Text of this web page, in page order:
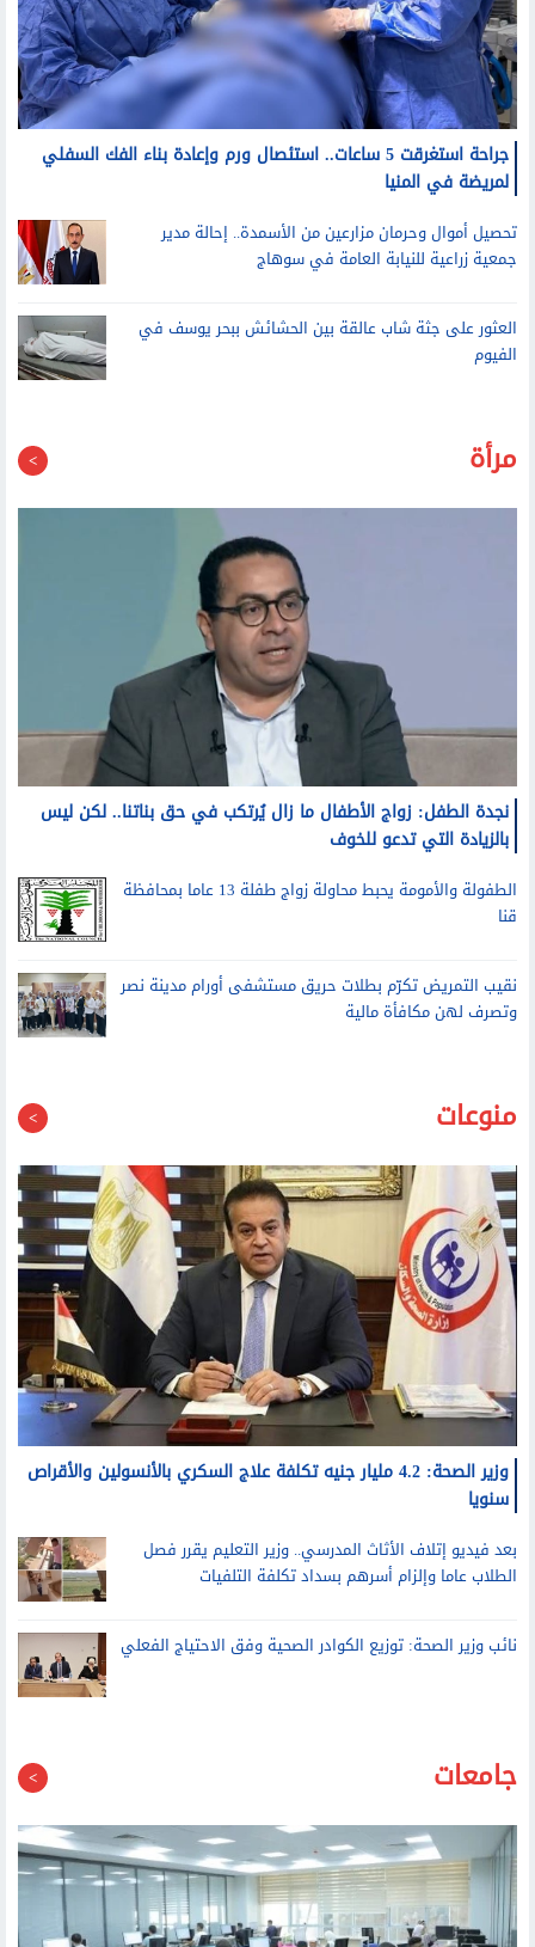
جراحة استغرقت 5 ساعات.. استئصال ورم وإعادة بناء الفك السفلي
لمريضة في المنيا
تحصيل أموال وحرمان مزارعين من الأسمدة.. إحالة مدير
جمعية زراعية للنيابة العامة في سوهاج
العثور على جثة شاب عالقة بين الحشائش ببحر يوسف في
الفيوم
مرأة
نجدة الطفل: زواج الأطفال ما زال يُرتكب في حق بناتنا.. لكن ليس
بالزيادة التي تدعو للخوف
الطفولة والأمومة يحبط محاولة زواج طفلة 13 عاما بمحافظة
قنا
نقيب التمريض تكرّم بطلات حريق مستشفى أورام مدينة نصر
وتصرف لهن مكافأة مالية
منوعات
وزير الصحة: 4.2 مليار جنيه تكلفة علاج السكري بالأنسولين والأقراص
سنويا
بعد فيديو إتلاف الأثاث المدرسي.. وزير التعليم يقرر فصل
الطلاب عاما وإلزام أسرهم بسداد تكلفة التلفيات
نائب وزير الصحة: توزيع الكوادر الصحية وفق الاحتياج الفعلي
جامعات